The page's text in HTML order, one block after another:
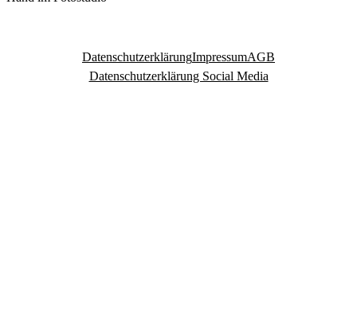
DatenschutzerklärungImpressumAGB
Datenschutzerklärung Social Media